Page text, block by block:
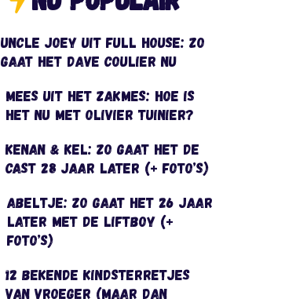
Uncle Joey uit Full House: zo
gaat het Dave Coulier nu
Mees uit het Zakmes: hoe is
het nu met Olivier Tuinier?
Kenan & Kel: zo gaat het de
cast 28 jaar later (+ foto’s)
Abeltje: zo gaat het 26 jaar
later met de liftboy (+
foto’s)
12 bekende kindsterretjes
van vroeger (maar dan